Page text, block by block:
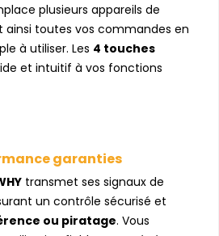
plusieurs appareils de
ainsi toutes vos commandes en
à utiliser. Les 4 touches
et intuitif à vos fonctions
garanties
transmet ses signaux de
un contrôle sécurisé et
ou piratage. Vous